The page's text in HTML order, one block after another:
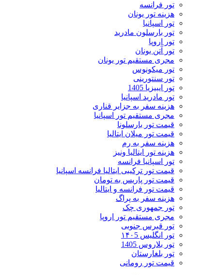
تور فرانسه
هزینه تور یونان
تور اسپانیا
تور بارسلون مادرید
تور اروپا
تور آتن یونان
مجری مستقیم تور یونان
تور میکونوس
تور سنتورینی
تور ایبیزیا 1405
تور مادرید اسپانیا
هزینه سفر به جزایر قناری
مجری مستقیم تور اسپانیا
قیمت تور بارسلونا
قیمت تور میلان ایتالیا
هزینه سفر به رم
هزینه تور ایتالیا ونیز
تور اسپانیا فرانسه
قیمت تور ترکیبی ایتالیا فرانسه اسپانیا
قیمت تور پاریس به تومان
قیمت تور فرانسه و ایتالیا
هزینه سفر به پراگ
تور جمهوری چک
مجری مستقیم تور اروپا
تور قبرس جنوبی
تور انگلیس ۱۴۰5
تور بلاروس 1405
تور بلغارستان
قیمت تور رومانی